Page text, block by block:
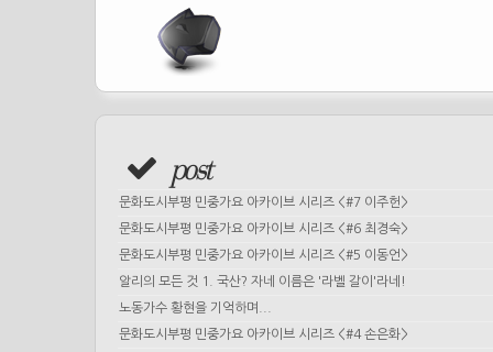
post
문화도시부평 민중가요 아카이브 시리즈 <#7 이주헌>
문화도시부평 민중가요 아카이브 시리즈 <#6 최경숙>
문화도시부평 민중가요 아카이브 시리즈 <#5 이동언>
알리의 모든 것 1. 국산? 자네 이름은 '라벨 갈이'라네!
노동가수 황현을 기억하며...
문화도시부평 민중가요 아카이브 시리즈 <#4 손은화>